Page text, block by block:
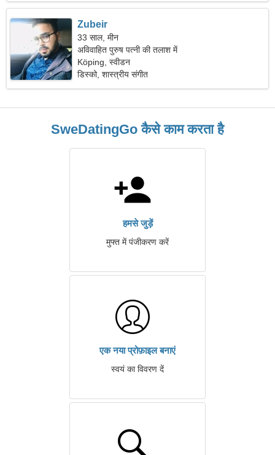
Zubeir
33 साल, मीन
अविवाहित पुरुष पत्नी की तलाश में
Köping, स्वीडन
डिस्को, शास्त्रीय संगीत
SweDatingGo कैसे काम करता है
हमसे जुड़ें
मुफ्त में पंजीकरण करें
एक नया प्रोफ़ाइल बनाएं
स्वयं का विवरण दें